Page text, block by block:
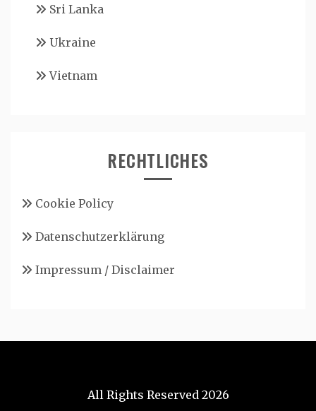
Sri Lanka
Ukraine
Vietnam
RECHTLICHES
Cookie Policy
Datenschutzerklärung
Impressum / Disclaimer
All Rights Reserved 2026